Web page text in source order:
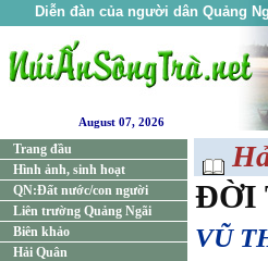
Diễn đàn của người dân Quảng
August 07, 2026
Trang đầu
Hình ảnh, sinh hoạt
QN:Đất nước/con người
Liên trường Quảng Ngãi
Biên khảo
Hải Quân
ĐỜI
VŨ